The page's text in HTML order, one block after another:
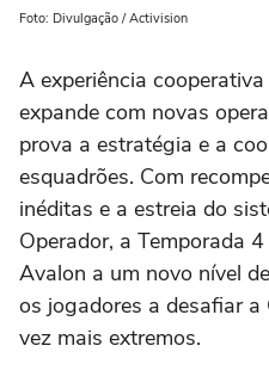
Foto: Divulgação / Activision
A experiência
expande com novas
prova a estratégia e a
esquadrões. Com
inéditas e a estreia do
Operador, a Temporada
Avalon a um novo nível
os jogadores a desafiar a
vez mais extremos.